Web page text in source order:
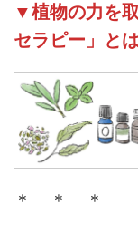
▼植物の力を
セラピー」と
＊ ＊ ＊